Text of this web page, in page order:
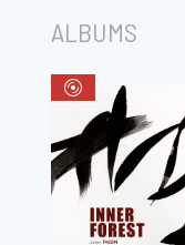
ALBUMS